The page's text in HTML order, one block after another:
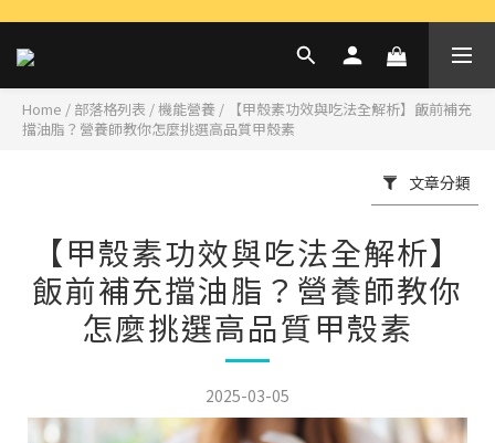
Home / 部落格列表 /機能營養 /
【甲殼素功效與吃法全解析】飯前補充
擋油脂？營養師教你怎麼挑選高品質甲殼素
文章分類
【甲殼素功效與吃法全解析】
飯前補充擋油脂？營養師教你
怎麼挑選高品質甲殼素
2025-03-05